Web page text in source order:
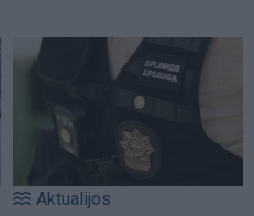
Aktualijos